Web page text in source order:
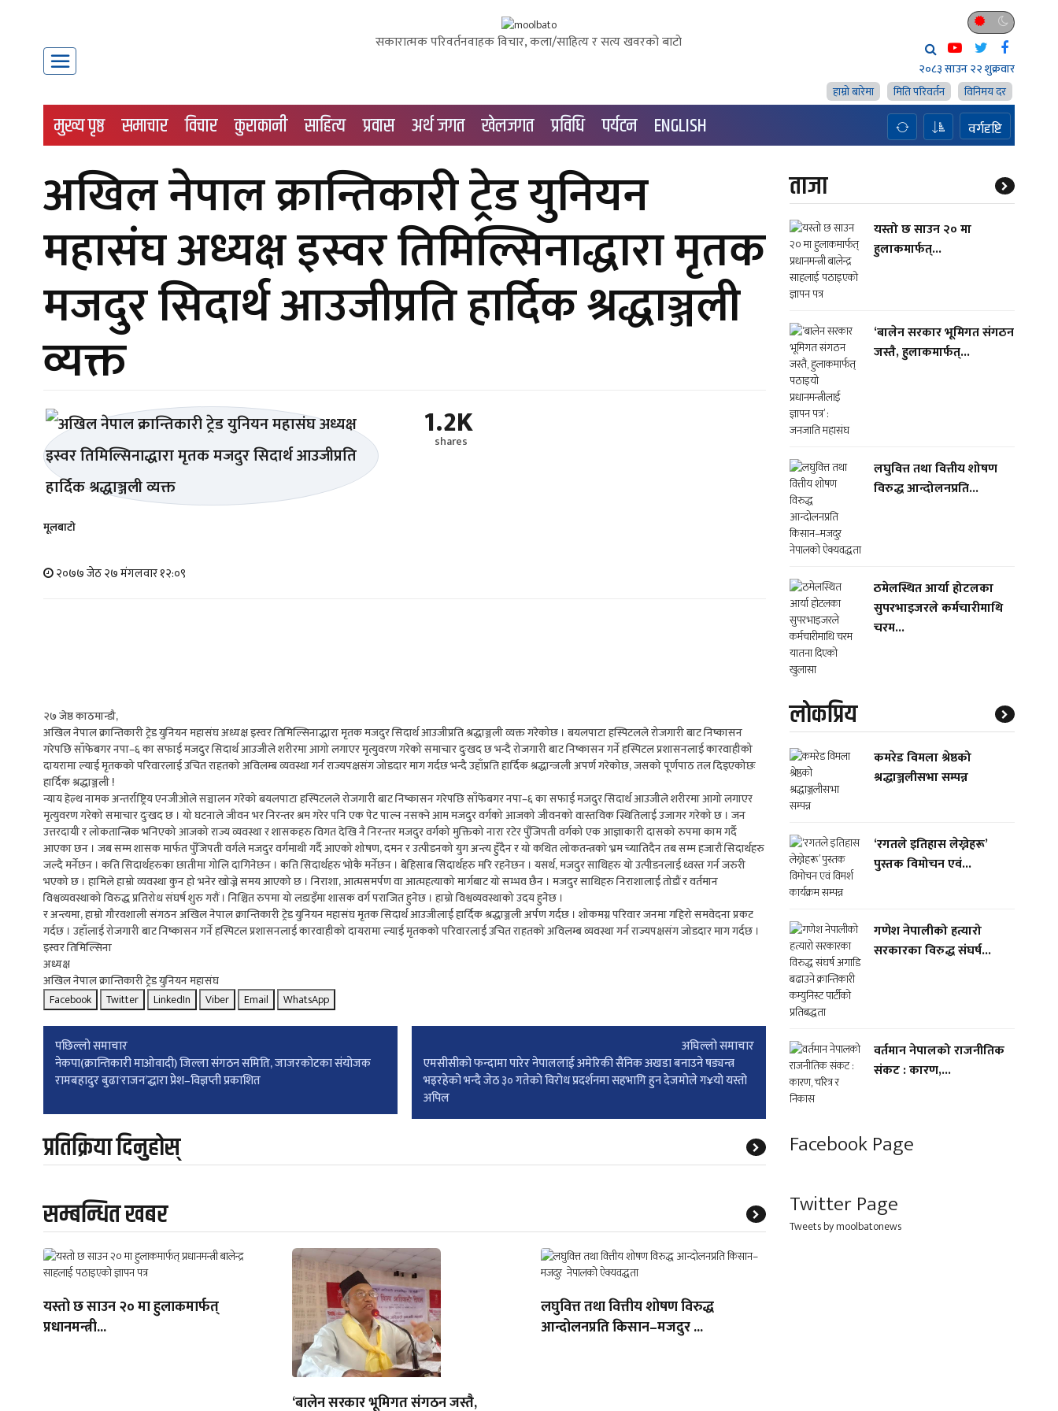
सकारात्मक परिवर्तनवाहक विचार, कला/साहित्य र सत्य खवरको बाटाे
२०८३ साउन २२ शुक्रवार
हाम्राे बारेमा
मिति परिवर्तन विनिमय दर
मुख्य पृष्ठ समाचार विचार कुराकानी साहित्य प्रवास अर्थ जगत खेलजगत प्रविधि पर्यटन ENGLISH वर्गदृष्टि
अखिल नेपाल क्रान्तिकारी ट्रेड युनियन
महासंघ अध्यक्ष इस्वर तिमिल्सिनाद्धारा मृतक
मजदुर सिदार्थ आउजीप्रति हार्दिक श्रद्धाञ्जली
व्यक्त
मूलबाटाे
२०७७ जेठ २७ मंगलवार १२:०९
1.2K
shares
२७ जेष्ठ काठमान्डौ,
अखिल नेपाल क्रान्तिकारी ट्रेड युनियन महासंघ अध्यक्ष इस्वर तिमिल्सिनाद्धारा मृतक मजदुर सिदार्थ आउजीप्रति श्रद्धाञ्जली व्यक्त गरेकोछ । बयलपाटा हस्पिटलले रोजगारी बाट निष्कासन
गरेपछि साँफेबगर नपा–६ का सफाई मजदुर सिदार्थ आउजीले शरीरमा आगो लगाएर मृत्युवरण गरेको समाचार दुःखद छ भन्दै रोजगारी बाट निष्कासन गर्ने हस्पिटल प्रशासनलाई कारवाहीको
दायरामा ल्याई मृतकको परिवारलाई उचित राहतको अविलम्ब व्यवस्था गर्न राज्यपक्षसंग जोडदार माग गर्दछ भन्दै उहाँप्रति हार्दिक श्रद्धान्जली अपर्ण गरेकोछ, जसको पूर्णपाठ तल दिइएकोछः
हार्दिक श्रद्धाञ्जली !
न्याय हेल्थ नामक अन्तर्राष्ट्रिय एनजीओले सञ्चालन गरेको बयलपाटा हस्पिटलले रोजगारी बाट निष्कासन गरेपछि साँफेबगर नपा–६ का सफाई मजदुर सिदार्थ आउजीले शरीरमा आगो लगाएर
मृत्युवरण गरेको समाचार दुःखद छ । यो घटनाले जीवन भर निरन्तर श्रम गरेर पनि एक पेट पाल्न नसक्ने आम मजदुर वर्गको आजको जीवनको वास्तविक स्थितिलाई उजागर गरेको छ । जन
उत्तरदायी र लोकतान्त्रिक भनिएको आजको राज्य व्यवस्था र शासकहरु विगत देखि नै निरन्तर मजदुर वर्गको मुक्तिको नारा रटेर पुँजिपती वर्गको एक आज्ञाकारी दासको रुपमा काम गर्दै
आएका छन । जब सम्म शासक मार्फत पुँजिपती वर्गले मजदुर वर्गमाथी गर्दै आएको शोषण, दमन र उत्पीडनको युग अन्त्य हुँदैन र यो कथित लोकतन्त्रको भ्रम च्यातिदैन तब सम्म हजारौं सिदार्थहरु
जल्दै मर्नेछन । कति सिदार्थहरुका छातीमा गोलि दागिनेछन । कति सिदार्थहरु भोकै मर्नेछन । बेहिसाब सिदार्थहरु मरि रहनेछन । यसर्थ, मजदुर साथिहरु यो उत्पीडनलाई ध्वस्त गर्न जरुरी
भएको छ । हामिले हाम्रो व्यवस्था कुन हो भनेर खोज्ने समय आएको छ । निराशा, आत्मसमर्पण वा आत्महत्याको मार्गबाट यो सम्भव छैन । मजदुर साथिहरु निराशालाई तोडौं र वर्तमान
विश्वव्यवस्थाको विरुद्ध प्रतिरोध संघर्ष शुरु गरौं । निश्चित रुपमा यो लडाइँमा शासक वर्ग पराजित हुनेछ । हाम्रो विश्वव्यवस्थाको उदय हुनेछ ।
र अन्त्यमा, हाम्रो गौरवशाली संगठन अखिल नेपाल क्रान्तिकारी ट्रेड युनियन महासंघ मृतक सिदार्थ आउजीलाई हार्दिक श्रद्धाञ्जली अर्पण गर्दछ । शोकमग्न परिवार जनमा गहिरो समवेदना प्रकट
गर्दछ । उहाँलाई रोजगारी बाट निष्कासन गर्ने हस्पिटल प्रशासनलाई कारवाहीको दायरामा ल्याई मृतकको परिवारलाई उचित राहतको अविलम्ब व्यवस्था गर्न राज्यपक्षसंग जोडदार माग गर्दछ ।
इस्वर तिमिल्सिना
अध्यक्ष
अखिल नेपाल क्रान्तिकारी ट्रेड युनियन महासंघ
Facebook
Twitter LinkedIn Viber Email WhatsApp
Post
navigation
पछिल्लाे समाचार
नेकपा(क्रान्तिकारी माओवादी) जिल्ला संगठन समिति, जाजरकोटका संयोजक
रामबहादुर बुढा‘राजन’द्धारा प्रेश–विज्ञप्ती प्रकाशित
अघिल्लाे समाचार
एमसीसीको फन्दामा पारेर नेपाललाई अमेरिकी सैनिक अखडा बनाउने षड्यन्त्र
भइरहेको भन्दै जेठ ३० गतेको विरोध प्रदर्शनमा सहभागि हुन देजमोले ग¥यो यस्तो
अपिल
प्रतिक्रिया दिनुहोस्
सम्बन्धित खबर
यस्तो छ साउन २० मा हुलाकमार्फत्
प्रधानमन्त्री...
‘बालेन सरकार भूमिगत संगठन जस्तै,
लघुवित्त तथा वित्तीय शोषण विरुद्ध
आन्दोलनप्रति किसान–मजदुर ...
ताजा
यस्तो छ साउन २० मा
हुलाकमार्फत्...
‘बालेन सरकार भूमिगत संगठन
जस्तै, हुलाकमार्फत्...
लघुवित्त तथा वित्तीय शोषण
विरुद्ध आन्दोलनप्रति...
ठमेलस्थित आर्या होटलका
सुपरभाइजरले कर्मचारीमाथि
चरम...
लाेकप्रिय
कमरेड विमला श्रेष्ठको
श्रद्धाञ्जलीसभा सम्पन्न
‘रगतले इतिहास लेख्नेहरू’
पुस्तक विमोचन एवं...
गणेश नेपालीको हत्यारो
सरकारका विरुद्ध संघर्ष...
वर्तमान नेपालको राजनीतिक
संकट : कारण,...
Facebook Page
Twitter Page
Tweets by moolbatonews